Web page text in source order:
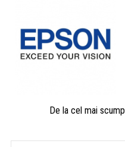
De la cel mai scump